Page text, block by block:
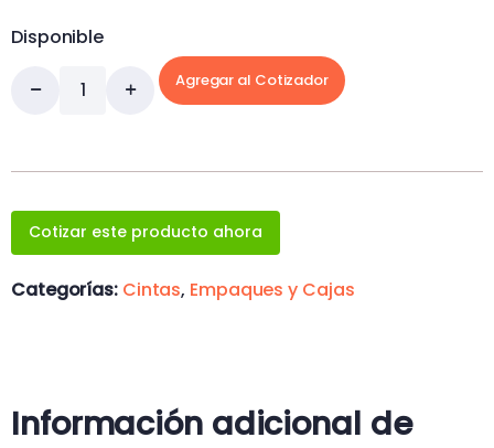
Disponible
Agregar al Cotizador
Cotizar este producto ahora
Categorías: Cintas, Empaques y Cajas
Información adicional de